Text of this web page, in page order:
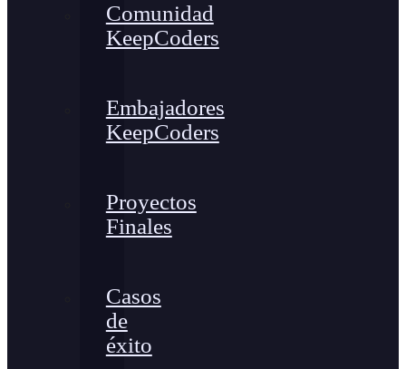
Comunidad
KeepCoders
Embajadores
KeepCoders
Proyectos
Finales
Casos
de
éxito